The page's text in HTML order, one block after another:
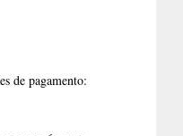
de pagamento: